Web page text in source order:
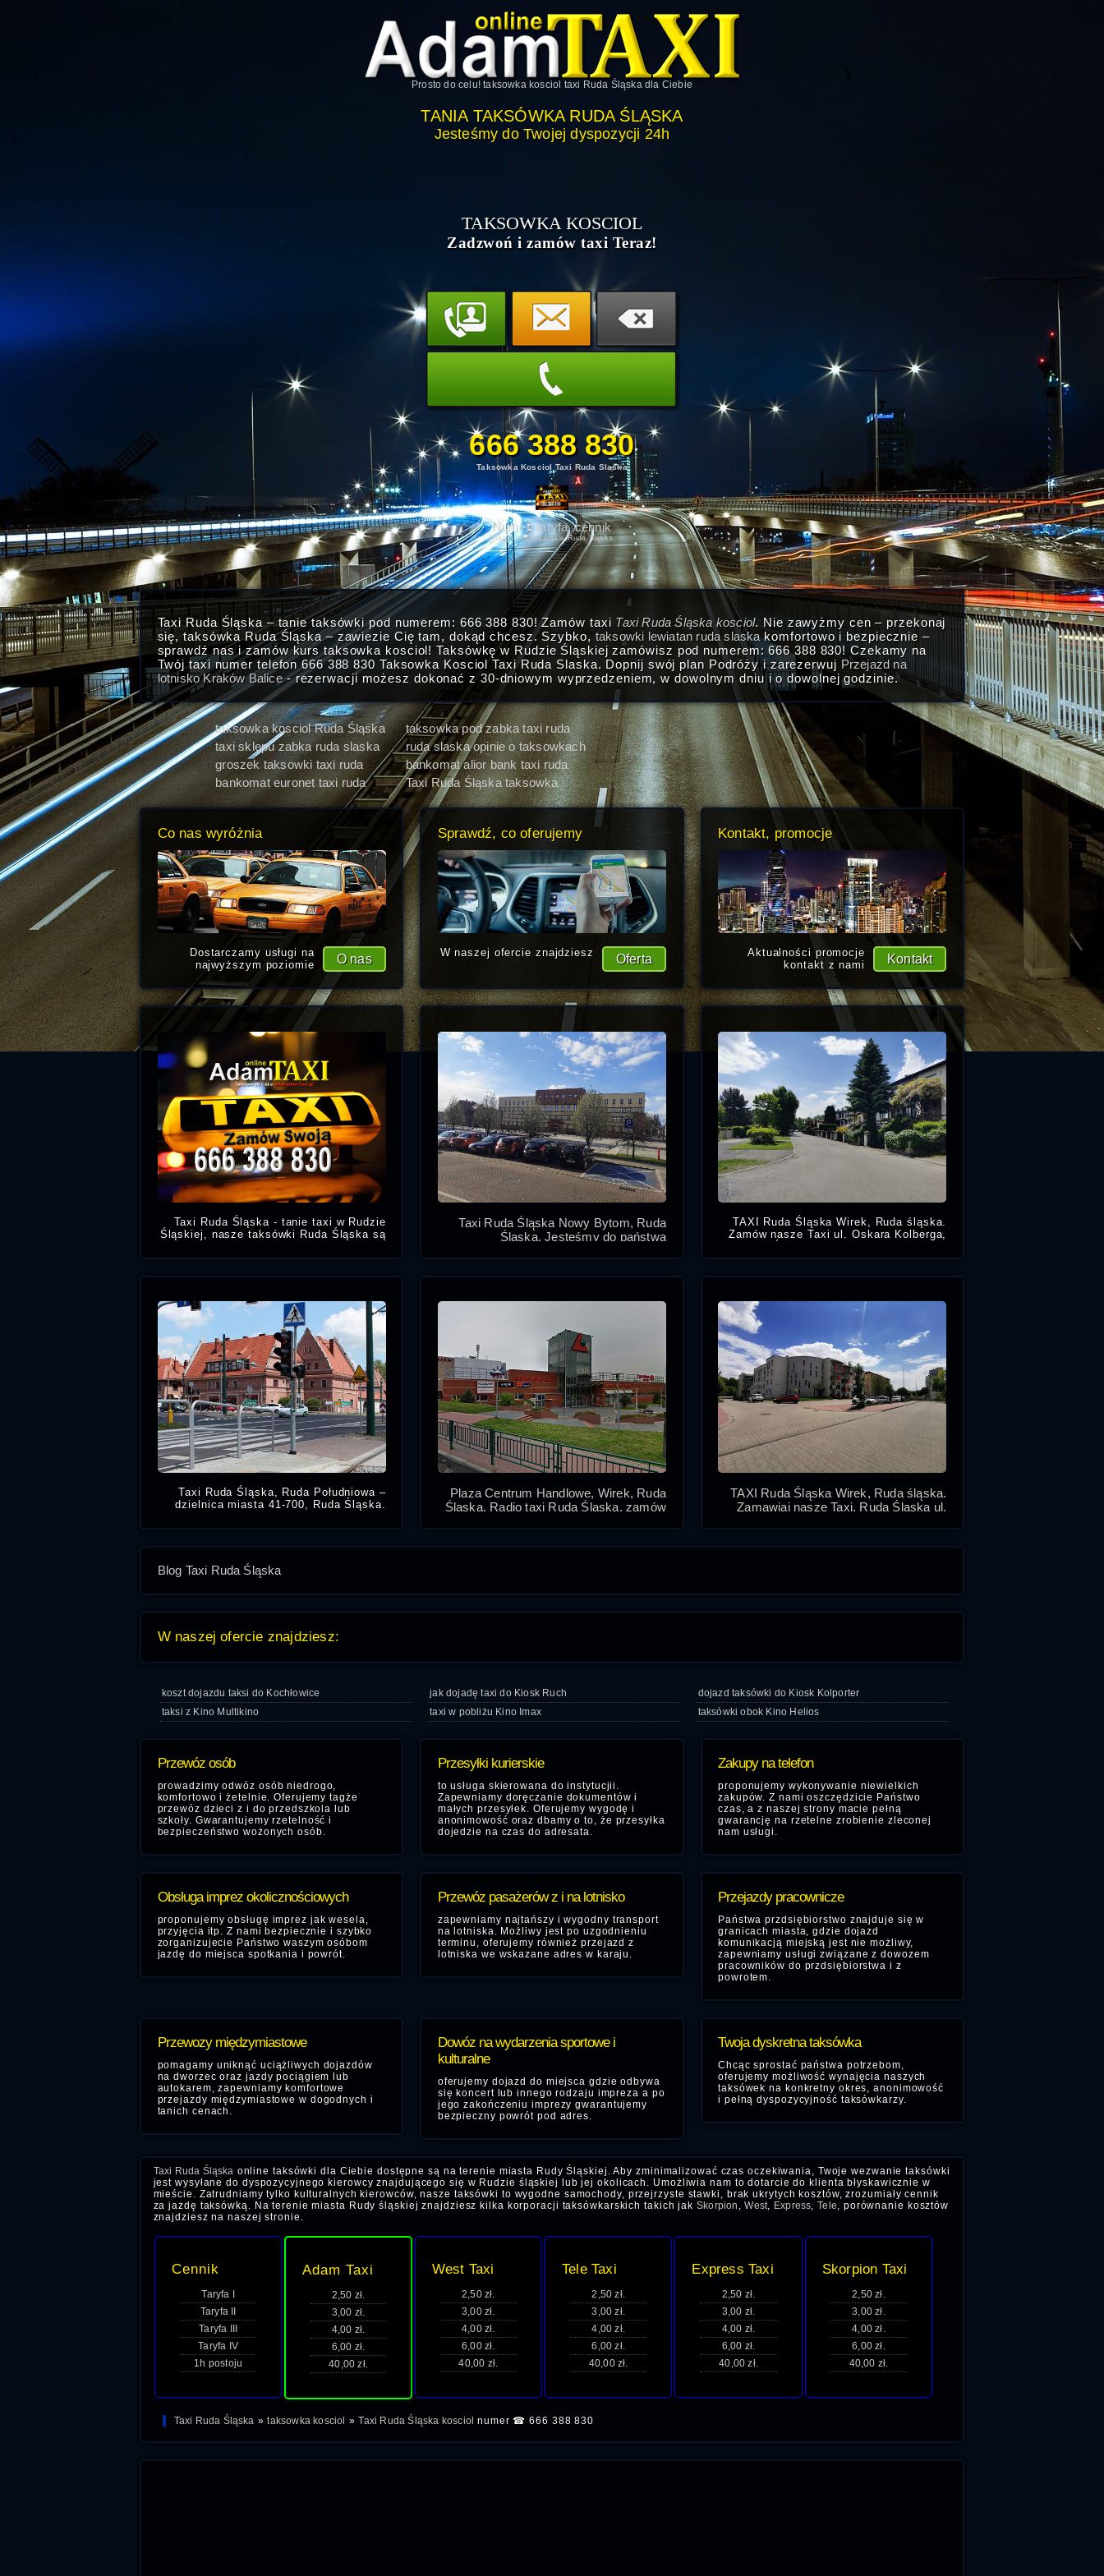
Prosto do celu!taksowka kosciol taxi Ruda Śląskadla Ciebie
TANIA TAKSÓWKA RUDA ŚLĄSKA
Jesteśmy do Twojej dyspozycji 24h
TAKSOWKA KOSCIOL
Zadzwoń i zamów taxi Teraz!
666 388 830
Taksowka Kosciol Taxi Ruda Slaska
Numer, taryfa, cennik
Usługi taksówkarskie Ruda Śląska.
Taxi Ruda Śląska – tanie taksówki pod numerem: 666 388 830! Zamów taxi Taxi Ruda Śląska kosciol. Nie zawyżmy cen – przekonaj
się, taksówka Ruda Śląska – zawiezie Cię tam, dokąd chcesz. Szybko, taksowki lewiatan ruda slaskakomfortowo i bezpiecznie –
sprawdź nas i zamów kurs taksowka kosciol! Taksówkę w Rudzie Śląskiej zamówisz pod numerem: 666 388 830! Czekamy na
Twój taxi numer telefon 666 388 830 Taksowka Kosciol Taxi Ruda Slaska. Dopnij swój plan Podróży i zarezerwuj Przejazd na
lotnisko Kraków Balice- rezerwacji możesz dokonać z 30-dniowym wyprzedzeniem, w dowolnym dniu i o dowolnej godzinie.
taksowka kosciol Ruda Śląska
taksowka pod zabka taxi ruda
slaska
taxi sklepu zabka ruda slaska
ruda slaska opinie o taksowkach
taxi
groszek taksowki taxi ruda
slaska
bankomat alior bank taxi ruda
slaska
bankomat euronet taxi ruda
slaska
Taxi Ruda Śląska taksowka
kosciol
Co nas wyróżnia
O nas
Dostarczamy usługi na
najwyższym poziomie
Sprawdź, co oferujemy
Oferta
W naszej ofercie znajdziesz
Kontakt, promocje
Kontakt
Aktualności promocje
kontakt z nami
Taxi Ruda Śląska - tanie taxi w Rudzie
Śląskiej, nasze taksówki Ruda Śląska są
Nowy Bytom, Chebzie, Bykowina,
Taxi Ruda Śląska Nowy Bytom, Ruda
Śląska. Jesteśmy do państwa
Ruda Slaska
TAXI Ruda Śląska Wirek, Ruda śląska.
Zamów nasze Taxi ul. Oskara Kolberga,
Śląskiej Wirek ul. Oskara Kolberga.
Taxi Ruda Śląska, Ruda Południowa –
dzielnica miasta 41-700, Ruda Śląska.
Południowej, zadzwoń numer na tanie
Plaza Centrum Handlowe, Wirek, Ruda
Śląska. Radio taxi Ruda Śląska, zamów
TAXI Ruda Śląska Wirek, Ruda śląska.
Zamawiaj nasze Taxi, Ruda Śląska ul.
Blog Taxi Ruda Śląska
W naszej ofercie znajdziesz:
koszt dojazdu taksi do Kochłowice jak dojadę taxi do Kiosk Ruch
dojazd taksówki do Kiosk Kolporter
taksi z Kino Multikino
taxi w pobliżu Kino Imax taksówki obok Kino Helios
Przewóz osób
prowadzimy odwóz osób niedrogo,
komfortowo i żetelnie. Oferujemy tagże
przewóz dzieci z i do przedszkola lub
szkoły. Gwarantujemy rzetelność i
bezpieczeństwo wożonych osób.
Przesyłki kurierskie
to usługa skierowana do instytucjii.
Zapewniamy doręczanie dokumentów i
małych przesyłek. Oferujemy wygodę i
anonimowość oraz dbamy o to, że przesyłka
dojedzie na czas do adresata.
Zakupy na telefon
proponujemy wykonywanie niewielkich
zakupów. Z nami oszczędzicie Państwo
czas, a z naszej strony macie pełną
gwarancję na rzetelne zrobienie zleconej
nam usługi.
Obsługa imprez okolicznościowych
proponujemy obsługę imprez jak wesela,
przyjęcia itp. Z nami bezpiecznie i szybko
zorganizujecie Państwo waszym osóbom
jazdę do miejsca spotkania i powrót.
Przewóz pasażerów z i na lotnisko
zapewniamy najtańszy i wygodny transport
na lotniska. Możliwy jest po uzgodnieniu
terminu, oferujemy również przejazd z
lotniska we wskazane adres w karaju.
Przejazdy pracownicze
Państwa przdsiębiorstwo znajduje się w
granicach miasta, gdzie dojazd
komunikacją miejską jest nie możliwy,
zapewniamy usługi związane z dowozem
pracowników do przdsiębiorstwa i z
powrotem.
Przewozy międzymiastowe
pomagamy uniknąć uciążliwych dojazdów
na dworzec oraz jazdy pociągiem lub
autokarem, zapewniamy komfortowe
przejazdy międzymiastowe w dogodnych i
tanich cenach.
Dowóz na wydarzenia sportowe i
kulturalne
oferujemy dojazd do miejsca gdzie odbywa
się koncert lub innego rodzaju impreza a po
jego zakończeniu imprezy gwarantujemy
bezpieczny powrót pod adres.
Twoja dyskretna taksówka
Chcąc sprostać państwa potrzebom,
oferujemy możliwość wynajęcia naszych
taksówek na konkretny okres, anonimowość
i pełną dyspozycyjność taksówkarzy.
Taxi Ruda Śląska online taksówki dla Ciebie dostępne są na terenie miasta Rudy Śląskiej. Aby zminimalizować czas oczekiwania, Twoje wezwanie taksówki
jest wysyłane do dyspozycyjnego kierowcy znajdującego się w Rudzie śląskiej lub jej okolicach. Umożliwia nam to dotarcie do klienta błyskawicznie w
mieście. Zatrudniamy tylko kulturalnych kierowców, nasze taksówki to wygodne samochody, przejrzyste stawki, brak ukrytych kosztów, zrozumiały cennik
za jazdę taksówką. Na terenie miasta Rudy śląskiej znajdziesz kilka korporacji taksówkarskich takich jakSkorpion ,West, Express,Tele, porównanie kosztów
znajdziesz na naszej stronie.
Cennik
Taryfa I
Taryfa II
Taryfa III
Taryfa IV
1h postoju
Adam Taxi
2,50 zł.
3,00 zł.
4,00 zł.
6,00 zł.
40,00 zł.
West Taxi
2,50 zł.
3,00 zł.
4,00 zł.
6,00 zł.
40,00 zł.
Tele Taxi
2,50 zł.
3,00 zł.
4,00 zł.
6,00 zł.
40,00 zł.
Express Taxi
2,50 zł.
3,00 zł.
4,00 zł.
6,00 zł.
40,00 zł.
Skorpion Taxi
2,50 zł.
3,00 zł.
4,00 zł.
6,00 zł.
40,00 zł.
Taxi Ruda Śląska »taksowka kosciol »Taxi Ruda Śląska kosciol numer ☎ 666 388 830